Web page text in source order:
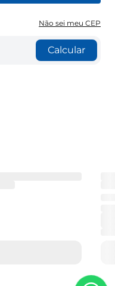
Não sei meu CEP
Calcular